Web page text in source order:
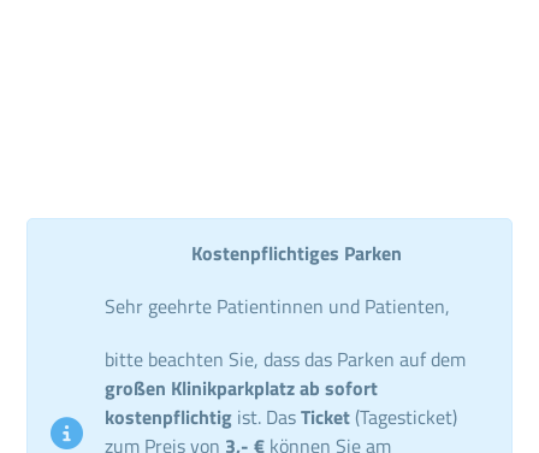
Kostenpflichtiges Parken
Sehr geehrte Patientinnen und Patienten,
bitte beachten Sie, dass das Parken auf dem
großen Klinikparkplatz ab sofort
kostenpflichtig ist. DasTicket (Tagesticket)
zum Preis von 3,- € können Sie am